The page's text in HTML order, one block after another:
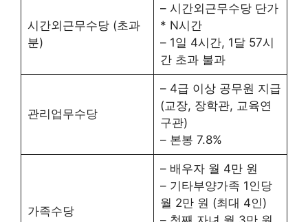
시간외근무수당 (초과
분)
– 시간외근무수당 단가
* N시간
– 1일 4시간, 1달 57시
간 초과 불과
관리업무수당
– 4급 이상 공무원 지급
(교장, 장학관, 교육연
구관)
– 본봉 7.8%
가족수당
– 배우자 월 4만 원
– 기타부양가족 1인당
월 2만 원 (최대 4인)